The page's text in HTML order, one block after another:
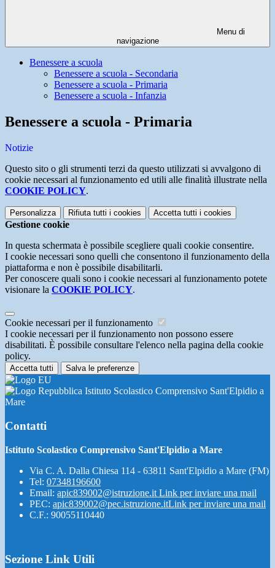
Menu di
navigazione
Benessere a scuola
Benessere a scuola - Secondaria
Benessere a scuola - Primaria
Benessere a scuola - Infanzia
Benessere a scuola - Primaria
Notizie
Questo sito o gli strumenti terzi da questo utilizzati si avvalgono di
cookie necessari al funzionamento ed utili alle finalità illustrate nella
COOKIE POLICY.
Personalizza Rifiuta tutti i cookies Accetta tutti i cookies
Gestione cookie
In questa schermata è possibile scegliere quali cookie consentire.
I cookie necessari sono quelli che consentono il funzionamento della
piattaforma e non è possibile disabilitarli.
Per conoscere quali sono i cookie necessari al funzionamento potete
visionare la COOKIE POLICY.
Cookie necessari per il funzionamento
I cookie necessari per il funzionamento non possono essere
disabilitati. È possibile consultare l'elenco nella pagina della cookie
policy.
Accetta tutti Salva le preferenze
Istituto Scolastico Comprensivo Sant'Elpidio a
Mare
Contatti
Istituto Scolastico Comprensivo Sant'Elpidio a Mare
Via C. A. Dalla Chiesa 114 - 63811 Sant'Elpidio a Mare (FM)
Tel: 07348196600
Email: apic839002@istruzione.it Link per inviare una mail
PEC: apic839002@pec.istruzione.itLink per inviare una mail
C.F.: 90055110440
Sezione Link Utili